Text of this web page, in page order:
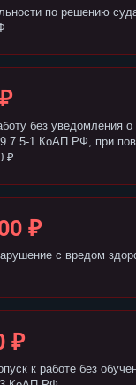
по решению
без уведомления о
1 КоАП РФ, при
₽
₽
с вредом
₽
к работе без